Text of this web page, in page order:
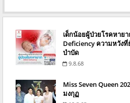
เด็กน้อยผู้ป่วยโรคหาย
Deficiency ความหวัง
บำบัด
9.8.68
Miss Seven Queen
มงกุฏ